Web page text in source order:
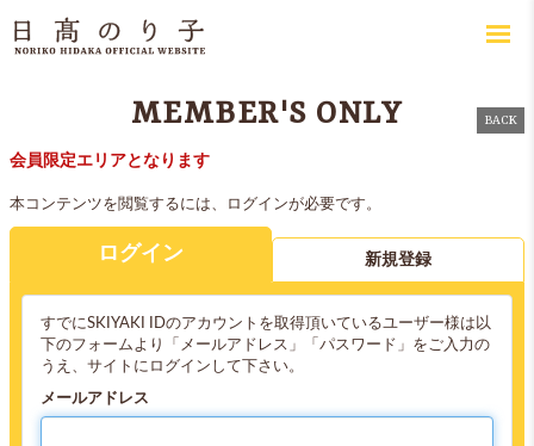
MEMBER'S ONLY BACK
会員限定エリアとなります
本コンテンツを閲覧するには、ログインが必要です。
ログイン 新規登録
すでにSKIYAKI IDのアカウントを取得頂いているユーザー様は以
下のフォームより「メールアドレス」「パスワード」をご入力の
うえ、サイトにログインして下さい。
メールアドレス